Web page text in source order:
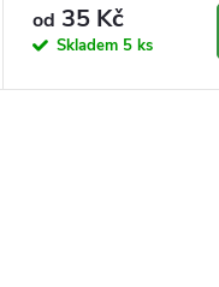
od 35 Kč
Skladem 5 ks